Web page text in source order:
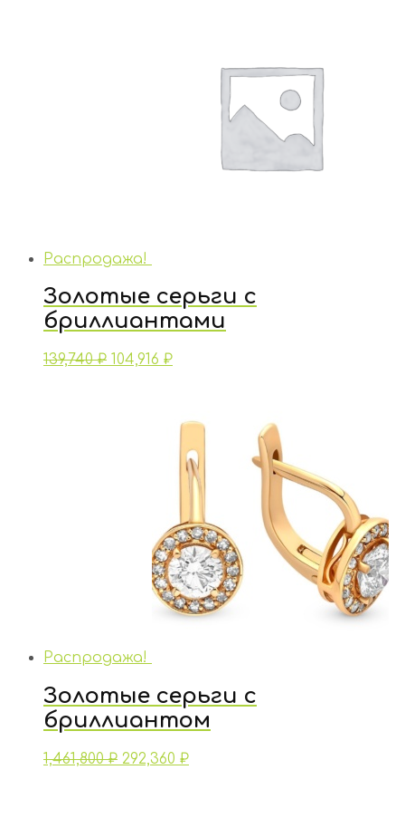
Распродажа!
Золотые серьги с
бриллиантами
139,740₽ 104,916 ₽
Распродажа!
Золотые серьги с
бриллиантом
1,461,800₽ 292,360 ₽